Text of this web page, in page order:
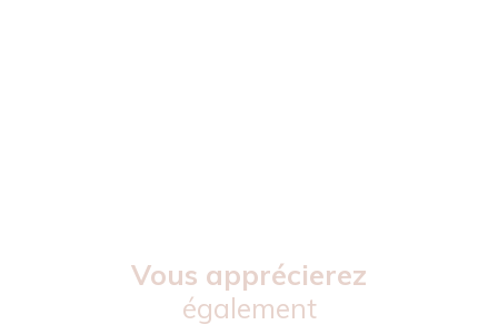
Vous apprécierez
également